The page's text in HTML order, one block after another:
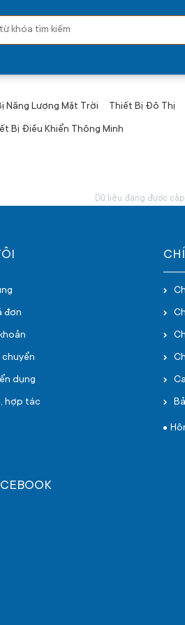
Năng Lượng Mặt Trời Thiết Bị Đô Thị
Bị Điều Khiển Thông Minh
Dữ liệu đang được
đơn
chuyển
dụng
hợp tác